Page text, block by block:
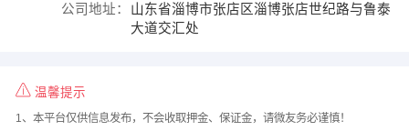
公司地址：
山东省淄博市张店区淄博张店世纪路与鲁泰
大道交汇处
温馨提示
1、本平台仅供信息发布，不会收取押金、保证金，请微友务必谨慎！